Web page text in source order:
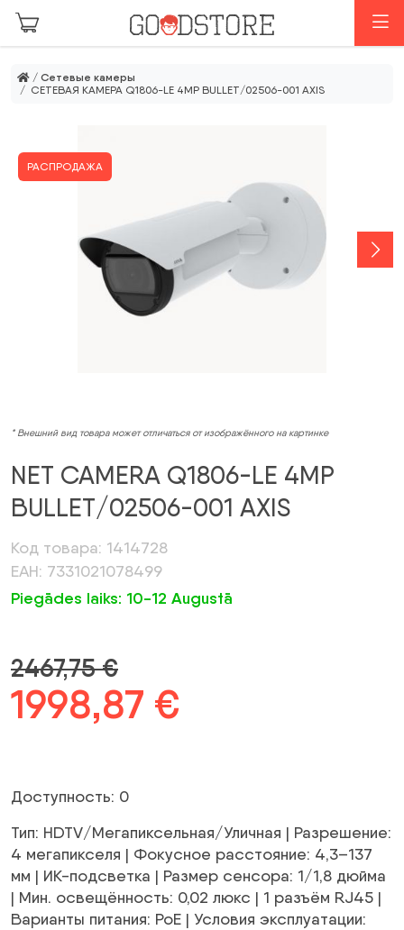
Перейти к основному содержанию
/ Сетевые камеры
/ СЕТЕВАЯ КАМЕРА Q1806-LE 4MP BULLET/02506-001 AXIS
РАСПРОДАЖА
* Внешний вид товара может отличаться от изображённого на картинке
NET CAMERA Q1806-LE 4MP
BULLET/02506-001 AXIS
Код товара: 1414728
ЕАН: 7331021078499
Piegādes laiks: 10-12 Augustā
2467,75€
Первоначальная
была:
2467,75 €.
1998,87 €
Доступность: 0
Тип: HDTV/Мегапиксельная/Уличная | Разрешение:
4 мегапикселя | Фокусное расстояние: 4,3–137
мм | ИК-подсветка | Размер сенсора: 1/1,8 дюйма
| Мин. освещённость: 0,02 люкс | 1 разъём RJ45 |
Варианты питания: PoE | Условия эксплуатации: